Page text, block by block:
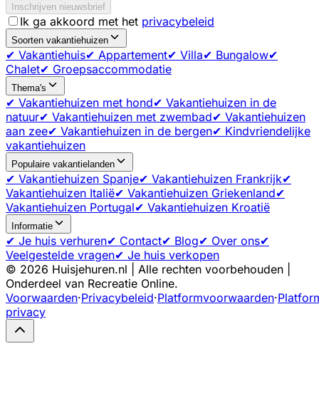
Inschrijven nieuwsbrief
Ik ga akkoord met het privacybeleid
Soorten vakantiehuizen
✔ Vakantiehuis✔ Appartement✔ Villa✔ Bungalow✔
Chalet✔ Groepsaccommodatie
Thema's
✔ Vakantiehuizen met hond✔ Vakantiehuizen in de
natuur✔ Vakantiehuizen met zwembad✔ Vakantiehuizen
aan zee✔ Vakantiehuizen in de bergen✔ Kindvriendelijke
vakantiehuizen
Populaire vakantielanden
✔ Vakantiehuizen Spanje✔ Vakantiehuizen Frankrijk✔
Vakantiehuizen Italië✔ Vakantiehuizen Griekenland✔
Vakantiehuizen Portugal✔ Vakantiehuizen Kroatië
Informatie
✔ Je huis verhuren✔ Contact✔ Blog✔ Over ons✔
Veelgestelde vragen✔ Je huis verkopen
© 2026 Huisjehuren.nl | Alle rechten voorbehouden |
Onderdeel van Recreatie Online.
Voorwaarden·Privacybeleid·Platformvoorwaarden·
privacy